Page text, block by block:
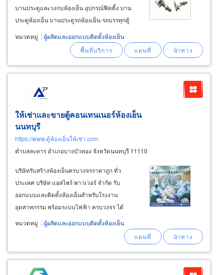
บานประตูและวงกบห้องเย็น อุปกรณ์ฟิตติ้ง บาน
ประตูห้องเย็น บานประตูรถห้องเย็น-รถบรรทุกตู้
แห้ง-ตู้เปียก เส้นอลูมิเนียมสำหรับประกอบห้องเย็น-
ห้องคลีนรูม ยางขอบประตูห้องเย็น ม่านริ้วพีวีซีห้อง
เย็น ผู้ผลิตขายส่ง ผนังห้องเย็นแซนวิชพาแนล
หมวดหมู่ :ผู้ผลิตและออกแบบติดตั้งห้องเย็น
ให้เช่าและขายตู้คอนเทนเนอร์ห้องเย็น
นนทบุรี
https://www.ตู้ห้องเย็นให้เช่า.com
ตำบลละหาร อำเภอบางบัวทอง จังหวัดนนทบุรี 11110
บริษัทรับสร้างห้องเย็นครบวงจรราคาถูก ทั่ว
ประเทศ บริษัท แอสไพร์ พาวเวอร์ จำกัด รับ
ออกแบบและติดตั้งห้องเย็นสำหรับโรงงาน
อุตสาหกรรม พร้อมระบบไฟฟ้า ครบวงจร ได้
มาตรฐาน gmp ถูกต้องตามหลักการ ประสิทธิภาพดี
เยี่ยม สมบูรณ์ปลอดภัย เพราะควบคุมดูแลทุกขั้น
ตอนโดยทีมวิศวกรและทีมงานมืออาชีพที่มีความ
ชำนาญ ประสบการณ์กว่า
หมวดหมู่ :ผู้ผลิตและออกแบบติดตั้งห้องเย็น